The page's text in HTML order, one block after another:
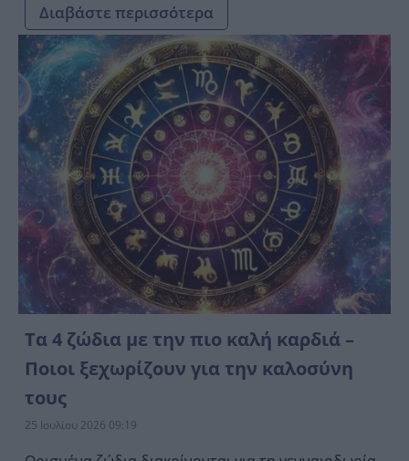
Διαβάστε περισσότερα
Τα 4 ζώδια με την πιο καλή καρδιά –
Ποιοι ξεχωρίζουν για την καλοσύνη
τους
25 Ιουλίου 2026 09:19